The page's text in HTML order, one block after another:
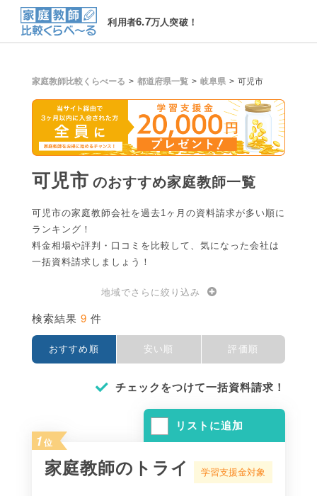
利用者6.7万人突破！
家庭教師比較くらべーる 都道府県一覧 岐阜県 可児市
可児市 のおすすめ家庭教師一覧
可児市の家庭教師会社を過去1ヶ月の資料請求が多い順に
ランキング！
料金相場や評判・口コミを比較して、気になった会社は
一括資料請求しましょう！
地域でさらに絞り込み
検索結果 9 件
おすすめ順 安い順 評価順
チェックをつけて一括資料請求！
リストに追加
1 位
家庭教師のトライ 学習支援金対象